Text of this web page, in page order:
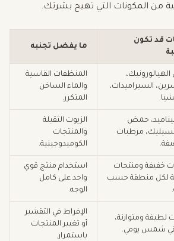
من المكونات التي تهيج بشرتك.
قد تكون
ما يفضل تجنبه
السيراميدات،
المنظفات القاسية
والماء الساخن
المتكرر.
حمض
مرطبات
الزيوت الثقيلة
والمنتجات
الكوميدوجينية.
خفيفة ومنتجات
لكل منطقة حسب
استخدام منتج قوي
واحد على كامل
الوجه.
لطيفة ومتوازنة،
شمس يومي.
الإفراط في التقشير
أو تغيير المنتجات
باستمرار.